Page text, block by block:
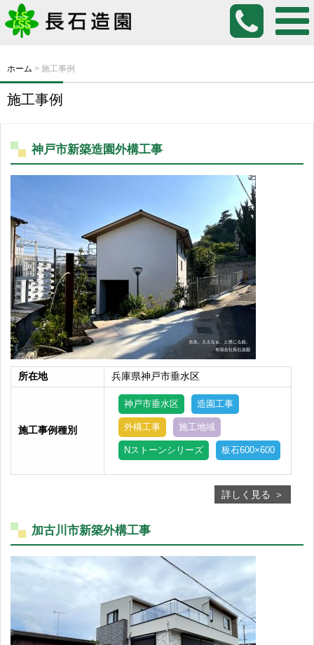
ホーム > 施工事例
施工事例
神戸市新築造園外構工事
所在地 兵庫県神戸市垂水区
施工事例種別
神戸市垂水区 造園工事
外構工事 施工地域
Nストーンシリーズ 板石600×600
詳しく見る
加古川市新築外構工事